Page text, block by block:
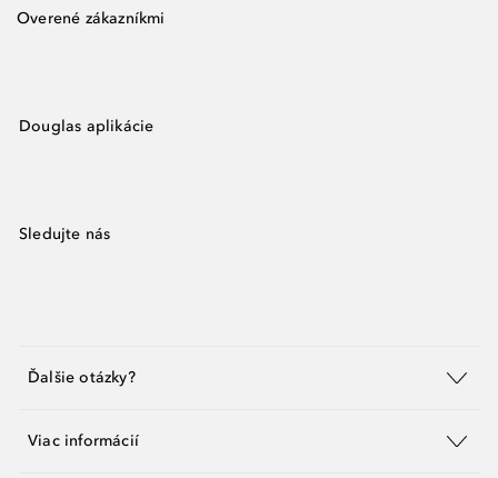
Overené zákazníkmi
Douglas aplikácie
Sledujte nás
Ďalšie otázky?
Viac informácií